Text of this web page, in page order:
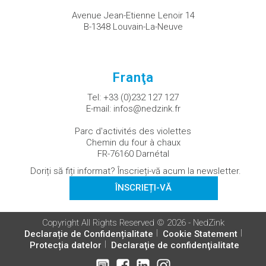
Avenue Jean-Etienne Lenoir 14
B-1348 Louvain-La-Neuve
Franţa
Tel: +33 (0)232 127 127
E-mail: infos@nedzink.fr
Parc d'activités des violettes
Chemin du four à chaux
FR-76160 Darnétal
Doriți să fiți informat? Înscrieți-vă acum la newsletter.
ÎNSCRIEȚI-VĂ
Copyright All Rights Reserved © 2026 - NedZink
Declarație de Confidențialitate
Cookie Statement
Protecția datelor
Declaraţie de confidenţialitate